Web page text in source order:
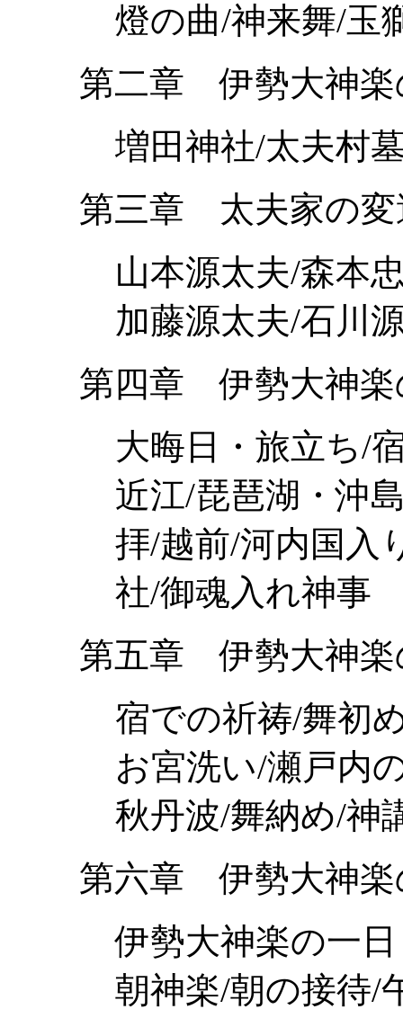
燈の曲/神来舞/玉
第二章 伊勢大神楽
増田神社/太夫村
第三章 太夫家の変
山本源太夫/森本
加藤源太夫/石川
第四章 伊勢大神楽
大晦日・旅立ち/
近江/琵琶湖・沖
拝/越前/河内国入
社/御魂入れ神事
第五章 伊勢大神楽
宿での祈祷/舞初
お宮洗い/瀬戸内
秋丹波/舞納め/神
第六章 伊勢大神楽
伊勢大神楽の一
朝神楽/朝の接待/